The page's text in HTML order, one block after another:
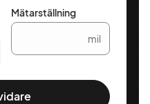
Mätarställning
mil